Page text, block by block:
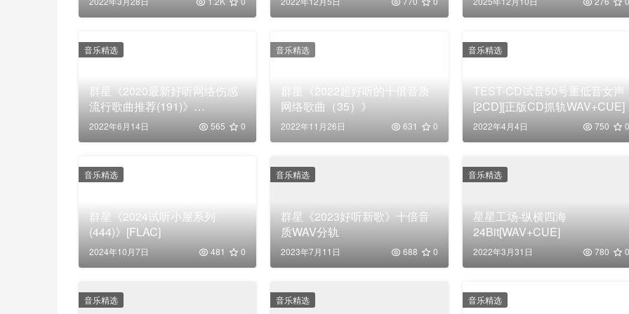
群星《2020最新好听网络伤感
流行歌曲推荐(191)》
【320K/MP3】
2022年6月14日 565 0
音乐精选
群星《2022超好听的十倍音质
网络歌曲（35）》
2022年11月26日 631 0
音乐精选
TEST-CD试音50号重低音女声
[2CD][正版CD抓轨WAV+CUE]
2022年4月4日 750 0
音乐精选
群星《2024试听小屋系列
(444)》[FLAC]
2024年10月7日 481 0
音乐精选
群星《2023好听新歌》十倍音
质WAV分轨
2023年7月11日 688 0
音乐精选
星星工场-纵横四海
24Bit[WAV+CUE]
2022年3月31日 780 0
音乐精选
音乐精选 音乐精选 音乐精选